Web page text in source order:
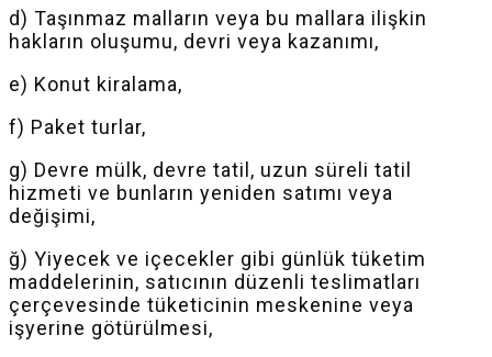
d) Taşınmaz malların veya bu mallara ilişkin
hakların oluşumu, devri veya kazanımı,
e) Konut kiralama,
f) Paket turlar,
g) Devre mülk, devre tatil, uzun süreli tatil
hizmeti ve bunların yeniden satımı veya
değişimi,
ğ) Yiyecek ve içecekler gibi günlük tüketim
maddelerinin, satıcının düzenli teslimatları
çerçevesinde tüketicinin meskenine veya
işyerine götürülmesi,